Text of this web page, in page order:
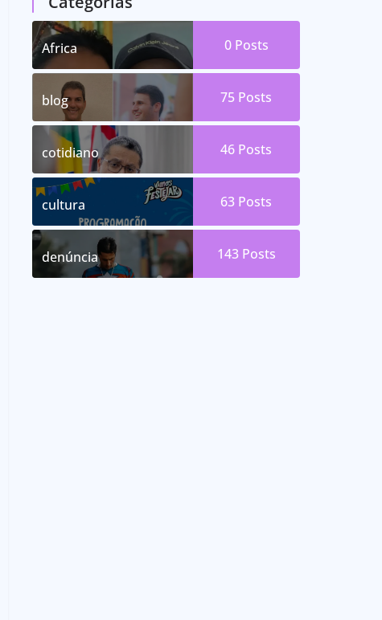
Africa 0 Posts
blog 75 Posts
cotidiano 46 Posts
cultura 63 Posts
denúncia 143 Posts